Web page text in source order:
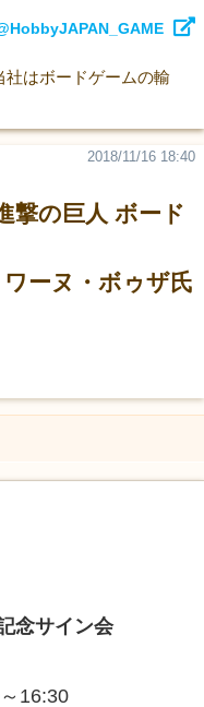
社はボードゲームの輸
撃の巨人 ボード
ーヌ・ボゥザ氏
2018/11/16 18:40
念サイン会
16:30